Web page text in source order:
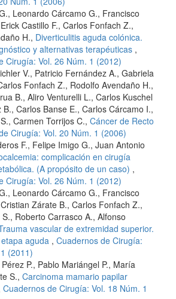
Leonardo Cárcamo G., Francisco
Castillo F., Carlos Fonfach Z.,
H., Diverticulitis aguda colónica.
y alternativas terapéuticas ,
Cirugía: Vol. 26 Núm. 1 (2012)
V., Patricio Fernández A., Gabriela
Fonfach Z., Rodolfo Avendaño H.,
B., Aliro Venturelli L., Carlos Kuschel
B., Carlos Banse E., Carlos Cárcamo I.,
Carmen Torrijos C., Cáncer de Recto
Cirugía: Vol. 20 Núm. 1 (2006)
F., Felipe Imigo G., Juan Antonio
complicación en cirugía
(A propósito de un caso) ,
Cirugía: Vol. 26 Núm. 1 (2012)
Leonardo Cárcamo G., Francisco
Zárate B., Carlos Fonfach Z.,
Roberto Carrasco A., Alfonso
vascular de extremidad superior.
aguda , Cuadernos de Cirugía:
(2011)
P., Pablo Mariángel P., María
S., Carcinoma mamario papilar
Cuadernos de Cirugía: Vol. 18 Núm. 1